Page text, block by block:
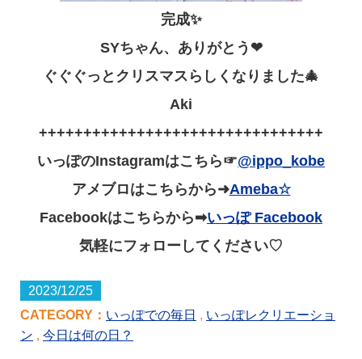
完成✨
SYちゃん、ありがとう❤
ぐぐぐっとクリスマスらしくなりました🎄
Aki
++++++++++++++++++++++++++++++++
いっぽのInstagramはこちら☞@ippo_kobe
アメブロはこちらから➜Ameba☆
Facebookはこちらから➡いっぽ Facebook
気軽にフォローしてください♡
2023/12/25
CATEGORY： いっぽでの毎日 , いっぽレクリエーショ
ン , 今日は何の日？